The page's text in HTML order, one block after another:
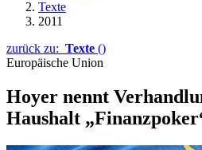
Texte
2011
zurück zu: Texte ()
Europäische Union
Hoyer nennt
Haushalt